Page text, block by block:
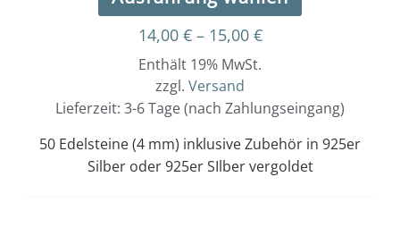
14,00 € – 15,00 €
Enthält 19% MwSt.
zzgl. Versand
Lieferzeit: 3-6 Tage (nach Zahlungseingang)
50 Edelsteine (4 mm) inklusive Zubehör in 925er
Silber oder 925er SIlber vergoldet